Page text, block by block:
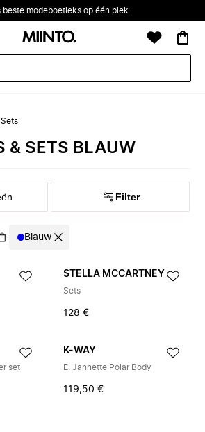
beste modeboetieks op één plek
& SETS BLAUW
Filter
Blauw
STELLA MCCARTNEY
Sets
128 €
set
K-WAY
E. Jannette Polar Body
119,50 €